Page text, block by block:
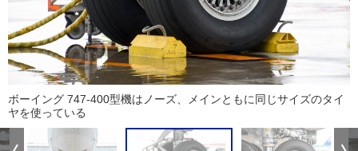
ボーイング 747-400型機はノーズ、メインともに同じサイズのタイ
ヤを使っている